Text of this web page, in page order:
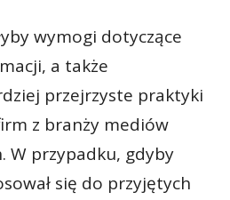
wymogi dotyczące
a także
przejrzyste praktyki
z branży mediów
W przypadku, gdyby
się do przyjętych